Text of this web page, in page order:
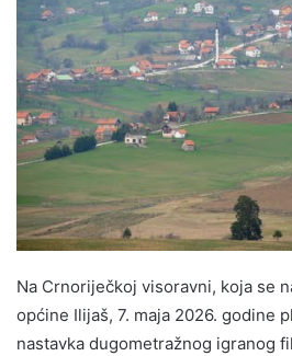
Na Crnoriječkoj visoravni, koja se
općine Ilijaš, 7. maja 2026. godine
nastavka dugometražnog igranog